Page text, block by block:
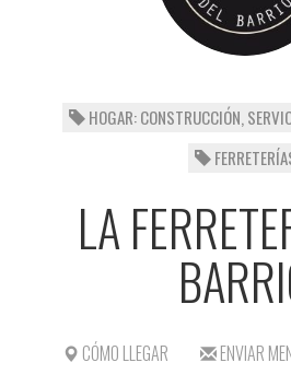
HOGAR: CONSTRUCCIÓN,
LA
CÓMO LLEGAR ENVIAR